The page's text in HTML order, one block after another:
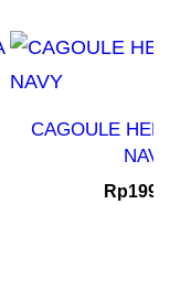
CAGOULE
NAVY
Rp